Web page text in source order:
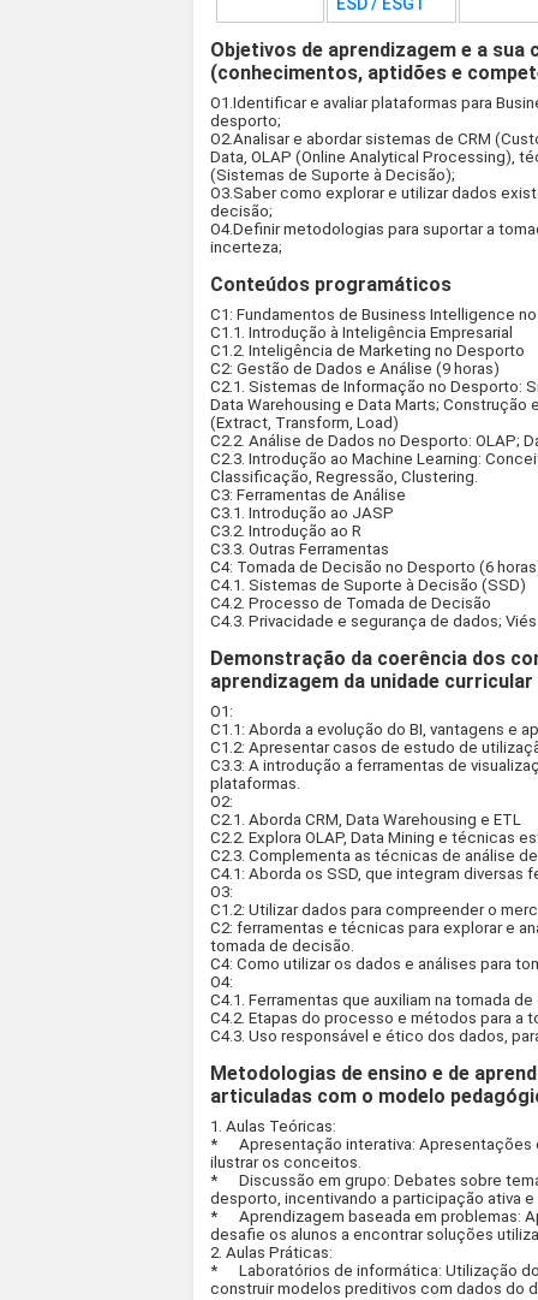
ESD / ESGT
Objetivos de aprendizagem e a
(conhecimentos, aptidões e
O1.Identificar e avaliar plataformas para
desporto;
O2.Analisar e abordar sistemas de CRM
Data, OLAP (Online Analytical Processing),
(Sistemas de Suporte à Decisão);
O3.Saber como explorar e utilizar dados
decisão;
O4.Definir metodologias para suportar a
incerteza;
Conteúdos programáticos
C1: Fundamentos de Business Intelligence
C1.1. Introdução à Inteligência Empresarial
C1.2. Inteligência de Marketing no Desporto
C2: Gestão de Dados e Análise (9 horas)
C2.1. Sistemas de Informação no Desporto:
Data Warehousing e Data Marts;
(Extract, Transform, Load)
C2.2. Análise de Dados no Desporto: OLAP;
C2.3. Introdução ao Machine Learning:
Classificação, Regressão, Clustering.
C3: Ferramentas de Análise
C3.1. Introdução ao JASP
C3.2. Introdução ao R
C3.3. Outras Ferramentas
C4: Tomada de Decisão no Desporto (6
C4.1. Sistemas de Suporte à Decisão (SSD)
C4.2. Processo de Tomada de Decisão
C4.3. Privacidade e segurança de dados;
Demonstração da coerência dos
aprendizagem da unidade curricular
O1:
C1.1: Aborda a evolução do BI, vantagens e
C1.2: Apresentar casos de estudo de
C3.3: A introdução a ferramentas de
plataformas.
O2:
C2.1. Aborda CRM, Data Warehousing e ETL
C2.2. Explora OLAP, Data Mining e técnicas
C2.3. Complementa as técnicas de análise
C4.1: Aborda os SSD, que integram
O3:
C1.2: Utilizar dados para compreender o
C2: ferramentas e técnicas para explorar e
tomada de decisão.
C4: Como utilizar os dados e análises para
O4:
C4.1. Ferramentas que auxiliam na tomada
C4.2. Etapas do processo e métodos para a
C4.3. Uso responsável e ético dos dados,
Metodologias de ensino e de
articuladas com o modelo
1. Aulas Teóricas:
*
Apresentação interativa:
ilustrar os conceitos.
*
Discussão em grupo: Debates sobre
desporto, incentivando a participação ativa
*
Aprendizagem baseada em problemas:
desafie os alunos a encontrar soluções
2. Aulas Práticas:
*
Laboratórios de informática: Utilização
construir modelos preditivos com dados do